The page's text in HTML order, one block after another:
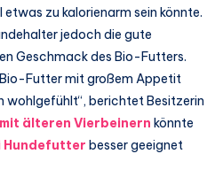
zu kalorienarm sein könnte.
jedoch die gute
Geschmack des Bio-Futters.
Bio-Futter mit großem Appetit
wohlgefühlt“, berichtet Besitzerin
älteren Vierbeinern könnte
besser geeignet